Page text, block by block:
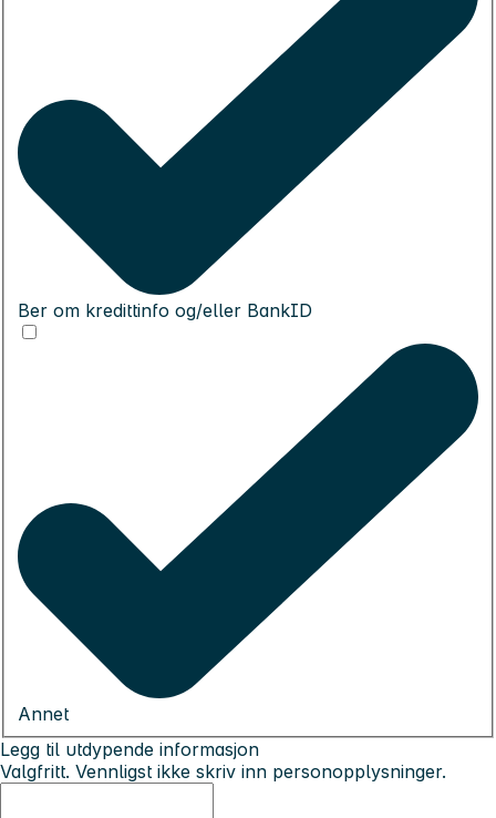
Ber om kredittinfo og/eller BankID
Annet
Legg til utdypende informasjon
Valgfritt. Vennligst ikke skriv inn personopplysninger.